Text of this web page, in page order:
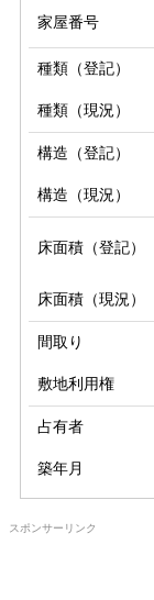
家屋番号
種類（登記）
種類（現況）
構造（登記）
構造（現況）
床面積（登記）
床面積（現況）
間取り
敷地利用権
占有者
築年月
スポンサーリンク